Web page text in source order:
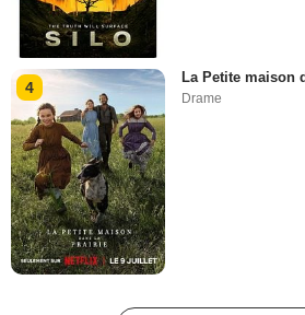
4
La Petite maison
Drame